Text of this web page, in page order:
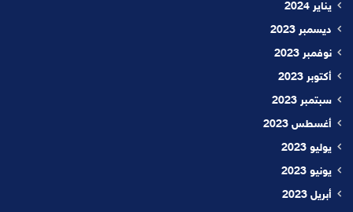
يناير 2024
ديسمبر 2023
نوفمبر 2023
أكتوبر 2023
سبتمبر 2023
أغسطس 2023
يوليو 2023
يونيو 2023
أبريل 2023